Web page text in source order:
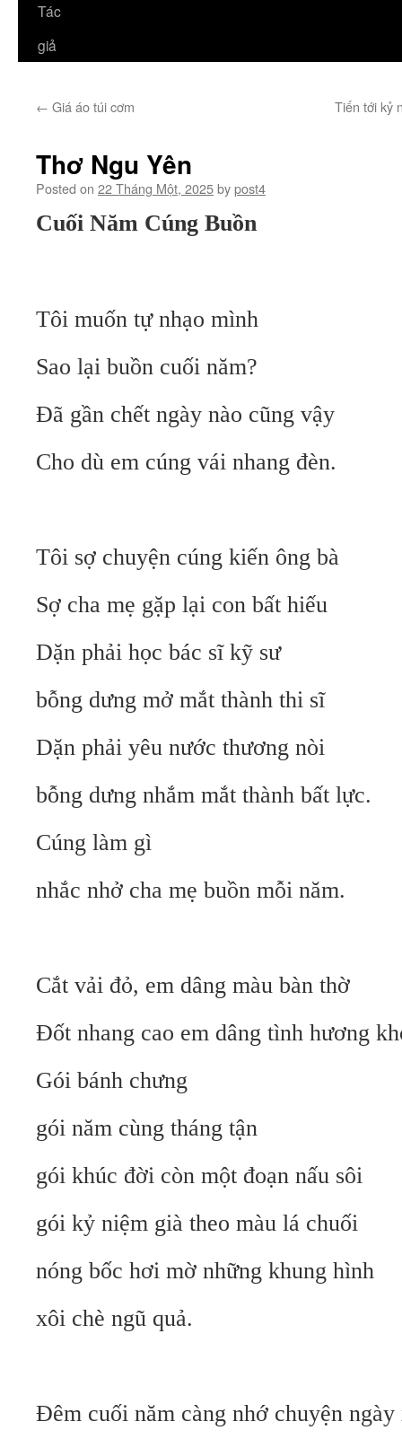
Tác
giả
← Giá áo túi cơm Tiến tới kỷ
Thơ Ngu Yên
Posted on 22 Tháng Một, 2025bypost4
Cuối Năm Cúng Buồn
Tôi muốn tự nhạo mình
Sao lại buồn cuối năm?
Đã gần chết ngày nào cũng vậy
Cho dù em cúng vái nhang đèn.
Tôi sợ chuyện cúng kiến ông bà
Sợ cha mẹ gặp lại con bất hiếu
Dặn phải học bác sĩ kỹ sư
bỗng dưng mở mắt thành thi sĩ
Dặn phải yêu nước thương nòi
bỗng dưng nhắm mắt thành bất lực.
Cúng làm gì
nhắc nhở cha mẹ buồn mỗi năm.
Cắt vải đỏ, em dâng màu bàn thờ
Đốt nhang cao em dâng tình hương
Gói bánh chưng
gói năm cùng tháng tận
gói khúc đời còn một đoạn nấu sôi
gói kỷ niệm già theo màu lá chuối
nóng bốc hơi mờ những khung hình
xôi chè ngũ quả.
Đêm cuối năm càng nhớ chuyện ngày